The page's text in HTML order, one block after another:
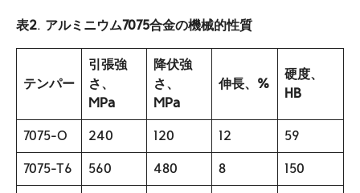
表2. アルミニウム7075合金の機械的性質
テンパー
引張強
さ、
MPa
降伏強
さ、
MPa
伸長、%
硬度、
HB
7075-O 240 120 12 59
7075-T6 560 480 8 150